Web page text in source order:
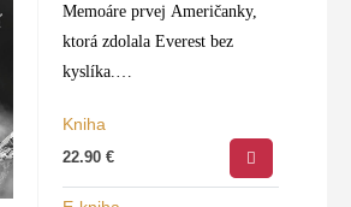
Memoáre prvej Američanky,
ktorá zdolala Everest bez
kyslíka.
ako dvadsaťsedemročná prijala
tesne pod vrcholom Everestu
kyslíkovú masku, pocítila
Kniha
22.90€